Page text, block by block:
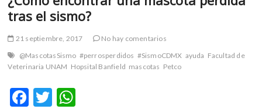
tras el sismo?
21 septiembre, 2017
No hay comentarios
@MascotasSismo #perrosperdidos #SismoCDMX ayuda Facultad de
Veterinaria UNAM Hopsital Banfield mascotas Petco
F
T